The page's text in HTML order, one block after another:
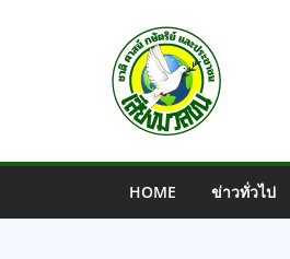
HOME ข่าวทั่วไป